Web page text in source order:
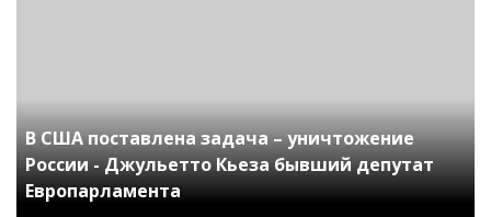
В США поставлена задача – уничтожение
России - Джульетто Кьеза бывший депутат
Европарламента